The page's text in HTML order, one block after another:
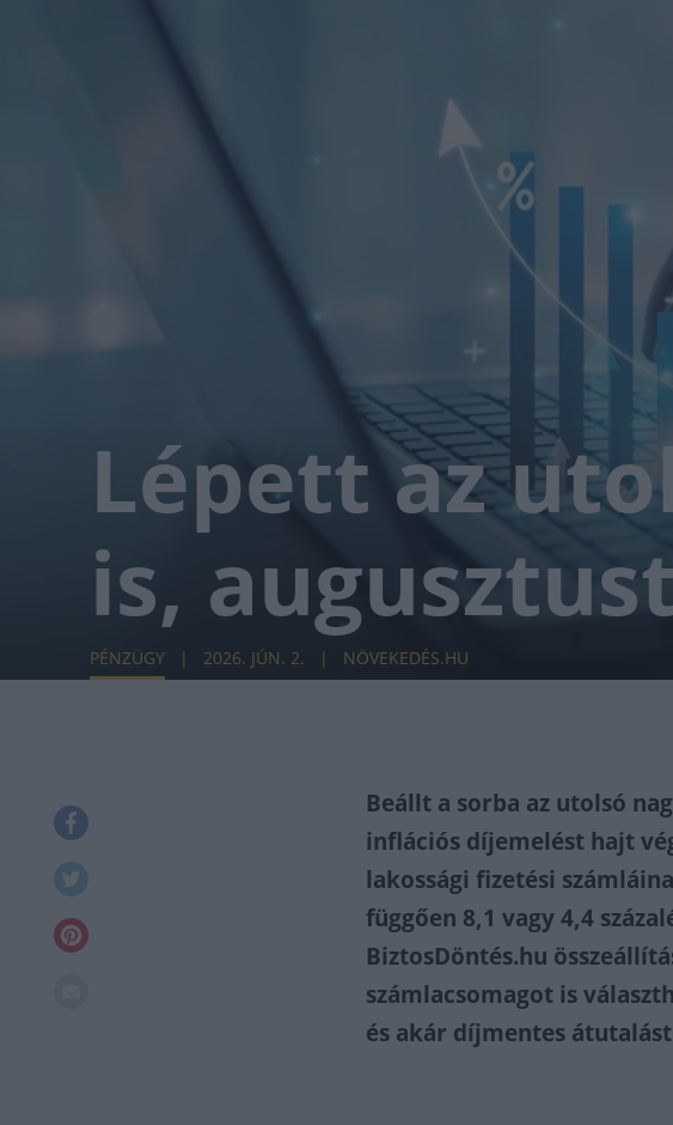
Lépett az
is,
PÉNZÜGY 2026. JÚN. 2. NÖVEKEDÉS.HU
Beállt a sorba az utolsó
inflációs díjemelést hajt
lakossági fizetési
függően 8,1 vagy 4,4
BiztosDöntés.hu
számlacsomagot is
és akár díjmentes